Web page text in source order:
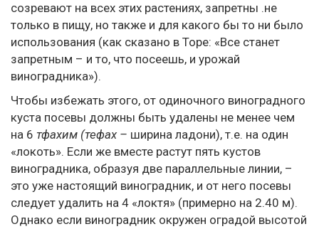
созревают на всех этих растениях, запретны .не
только в пищу, но также и для какого бы то ни было
использования (как сказано в Торе: «Все станет
запретным – и то, что посеешь, и урожай
виноградника»).
Чтобы избежать этого, от одиночного виноградного
куста посевы должны быть удалены не менее чем
на 6 тфахим (тефах – ширина ладони), т.е. на один
«локоть». Если же вместе растут пять кустов
виноградника, образуя две параллельные линии, –
это уже настоящий виноградник, и от него посевы
следует удалить на 4 «локтя» (примерно на 2.40 м).
Однако если виноградник окружен оградой высотой